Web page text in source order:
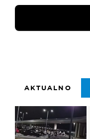
AKTUALNO